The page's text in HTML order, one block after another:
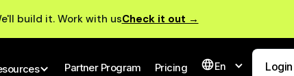
build it. Work with usCheck it out →
Partner Program Pricing En Login